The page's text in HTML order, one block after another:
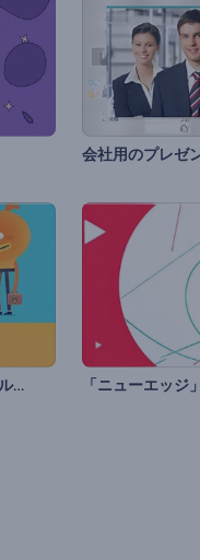
「マスコット・ストーリー」ツールキット